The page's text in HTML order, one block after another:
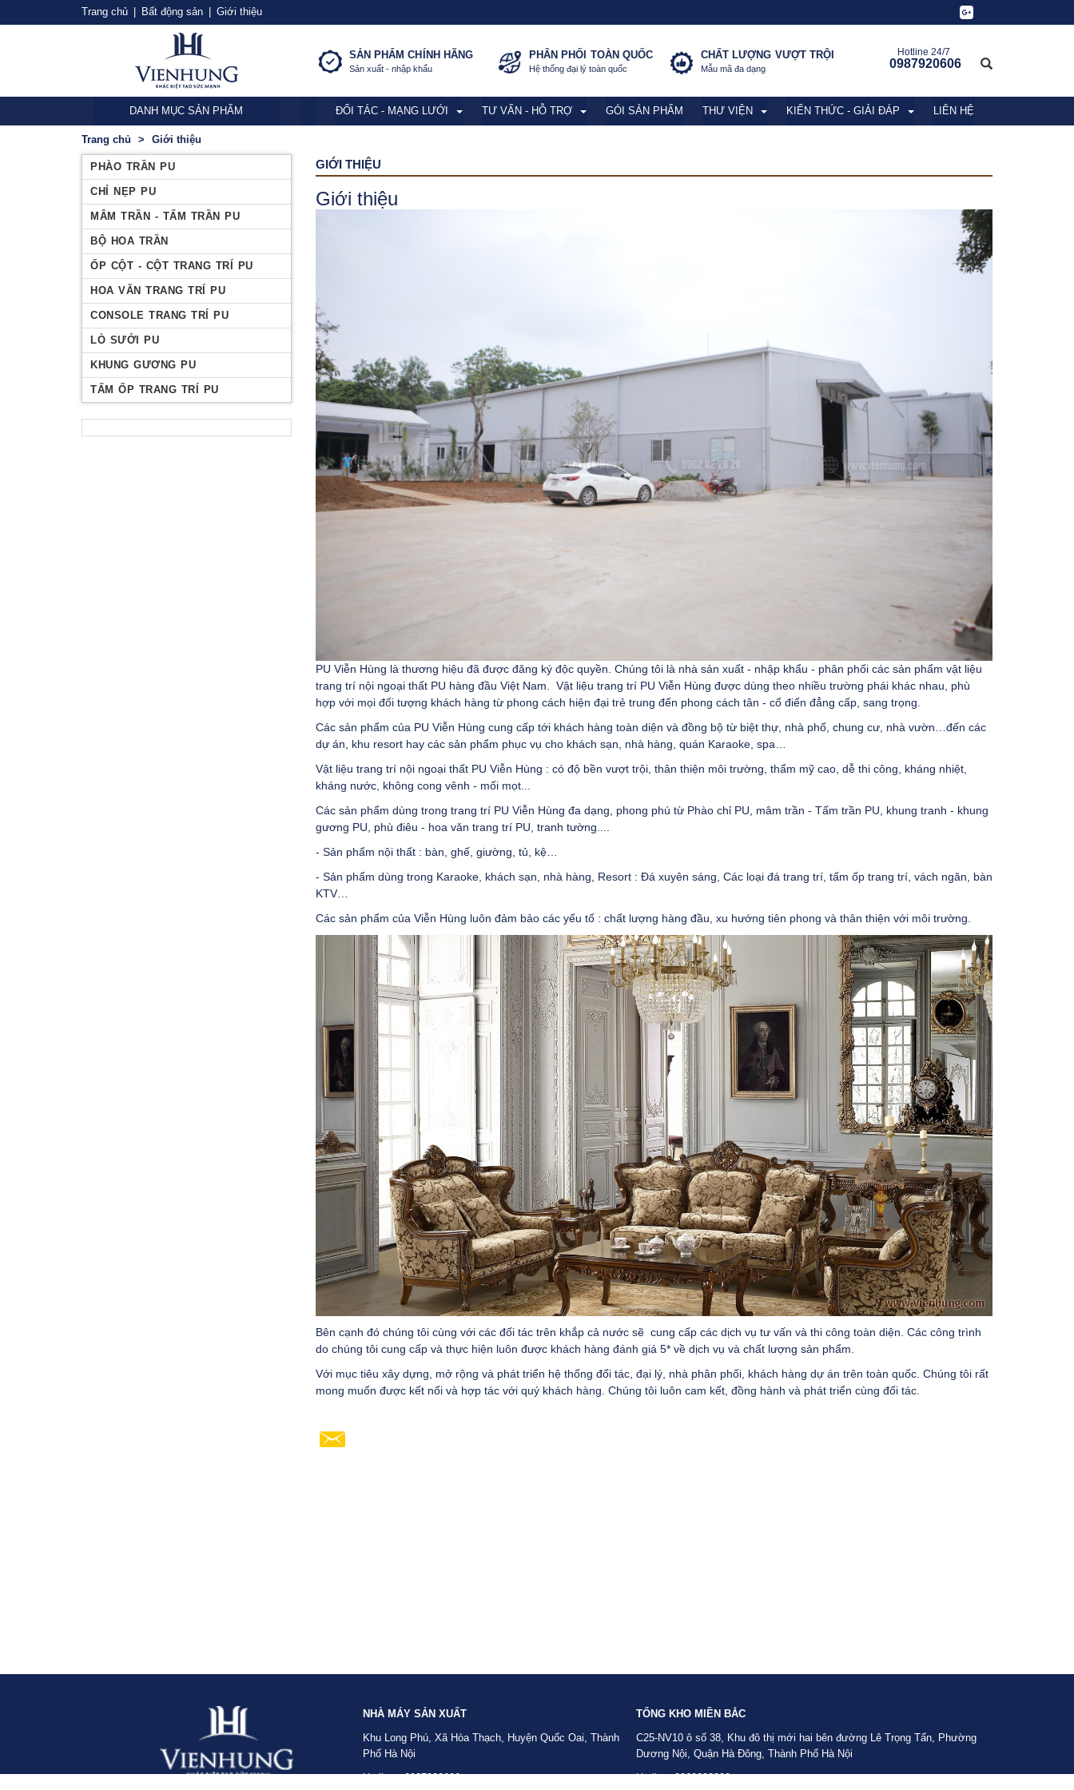
Trang chủ Bất động sản Giới thiệu
SẢN PHẨM CHÍNH HÃNG
Sản xuất - nhập khẩu
PHÂN PHỐI TOÀN QUỐC
Hệ thống đại lý toàn quốc
CHẤT LƯỢNG VƯỢT TRỘI
Mẫu mã đa dạng
Hotline 24/7
0987920606
DANH MỤC SẢN PHẨM ĐỐI TÁC - MẠNG LƯỚI TƯ VẤN - HỖ TRỢ GÓI SẢN PHẨM THƯ VIỆN KIẾN THỨC - GIẢI ĐÁP LIÊN HỆ
Trang chủ Giới thiệu
PHÀO TRẦN PU
CHỈ NẸP PU
MÂM TRẦN - TẤM TRẦN PU
BỘ HOA TRẦN
ỐP CỘT - CỘT TRANG TRÍ PU
HOA VĂN TRANG TRÍ PU
CONSOLE TRANG TRÍ PU
LÒ SƯỞI PU
KHUNG GƯƠNG PU
TẤM ỐP TRANG TRÍ PU
GIỚI THIỆU
Giới thiệu
PU Viễn Hùng là thương hiệu đã được đăng ký độc quyền. Chúng tôi là nhà sản xuất - nhập khẩu - phân phối các sản phẩm vật liệu
trang trí nội ngoại thất PU hàng đầu Việt Nam. Vật liệu trang trí PU Viễn Hùng được dùng theo nhiều trường phái khác nhau, phù
hợp với mọi đối tượng khách hàng từ phong cách hiện đại trẻ trung đến phong cách tân - cổ điển đẳng cấp, sang trọng.
Các sản phẩm của PU Viễn Hùng cung cấp tới khách hàng toàn diện và đồng bộ từ biệt thự, nhà phố, chung cư, nhà vườn…đến các
dự án, khu resort hay các sản phẩm phục vụ cho khách sạn, nhà hàng, quán Karaoke, spa…
Vật liệu trang trí nội ngoại thất PU Viễn Hùng : có độ bền vượt trội, thân thiện môi trường, thẩm mỹ cao, dễ thi công, kháng nhiệt,
kháng nước, không cong vênh - mối mọt...
Các sản phẩm dùng trong trang trí PU Viễn Hùng đa dạng, phong phú từ Phào chỉ PU, mâm trần - Tấm trần PU, khung tranh - khung
gương PU, phù điêu - hoa văn trang trí PU, tranh tường....
- Sản phẩm nội thất : bàn, ghế, giường, tủ, kệ…
- Sản phẩm dùng trong Karaoke, khách sạn, nhà hàng, Resort : Đá xuyên sáng, Các loại đá trang trí, tấm ốp trang trí, vách ngăn, bàn
KTV…
Các sản phẩm của Viễn Hùng luôn đảm bảo các yếu tố : chất lượng hàng đầu, xu hướng tiên phong và thân thiện với môi trường.
Bên cạnh đó chúng tôi cùng với các đối tác trên khắp cả nước sẽ cung cấp các dịch vụ tư vấn và thi công toàn diện. Các công trình
do chúng tôi cung cấp và thực hiện luôn được khách hàng đánh giá 5* về dịch vụ và chất lượng sản phẩm.
Với mục tiêu xây dựng, mở rộng và phát triển hệ thống đối tác, đại lý, nhà phân phối, khách hàng dự án trên toàn quốc. Chúng tôi rất
mong muốn được kết nối và hợp tác với quý khách hàng. Chúng tôi luôn cam kết, đồng hành và phát triển cùng đối tác.
NHÀ MÁY SẢN XUẤT
Khu Long Phú, Xã Hòa Thạch, Huyện Quốc Oai, Thành
Phố Hà Nội
Hotline : 0987920606
TỔNG KHO MIỀN BẮC
C25-NV10 ô số 38, Khu đô thị mới hai bên đường Lê Trọng Tấn, Phường
Dương Nội, Quận Hà Đông, Thành Phố Hà Nội
Hotline: 0962822828